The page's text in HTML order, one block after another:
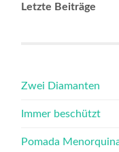
Letzte Beiträge
Zwei Diamanten
Immer beschützt
Pomada